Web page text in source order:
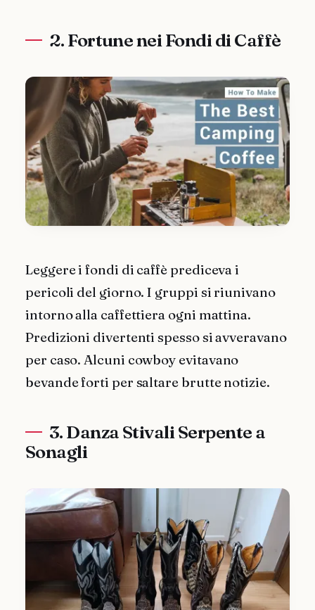
2. Fortune nei Fondi di Caffè
Leggere i fondi di caffè prediceva i
pericoli del giorno. I gruppi si riunivano
intorno alla caffettiera ogni mattina.
Predizioni divertenti spesso si avveravano
per caso. Alcuni cowboy evitavano
bevande forti per saltare brutte notizie.
3. Danza Stivali Serpente a
Sonagli